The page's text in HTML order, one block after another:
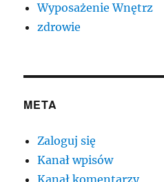
Wyposażenie Wnętrz
zdrowie
META
Zaloguj się
Kanał wpisów